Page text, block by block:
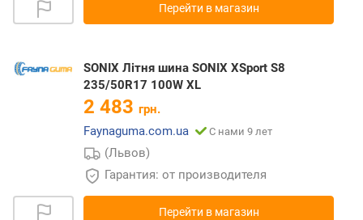
Перейти в магазин
SONIX Літня шина SONIX XSport S8
235/50R17 100W XL
2 483 грн.
Faynaguma.com.ua
С нами 9 лет
(Львов)
Гарантия: от производителя
Перейти в магазин